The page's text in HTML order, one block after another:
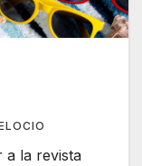
a la revista